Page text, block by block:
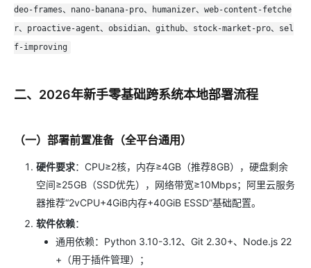
deo-frames、nano-banana-pro、humanizer、web-content-fetche
r、proactive-agent、obsidian、github、stock-market-pro、sel
f-improving
二、2026年新手零基础跨系统本地部署流程
（一）部署前置准备（全平台通用）
硬件要求：CPU≥2核，内存≥4GB（推荐8GB），硬盘剩余
空间≥25GB（SSD优先），网络带宽≥10Mbps；阿里云服务
器推荐“2vCPU+4GiB内存+40GiB ESSD”基础配置。
软件依赖：
通用依赖：Python 3.10-3.12、Git 2.30+、Node.js 22
+（用于插件管理）；